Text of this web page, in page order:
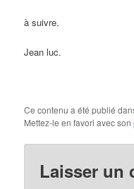
à suivre.
Jean luc.
Ce contenu a été publié
Mettez-le en favori avec son
Laisser un